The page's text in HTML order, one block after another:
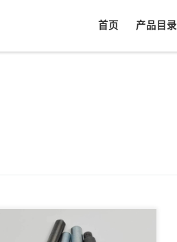
首页 产品目录